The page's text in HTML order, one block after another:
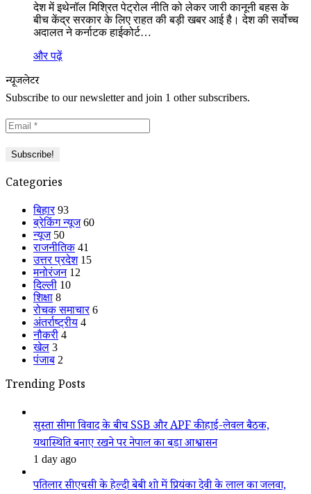
देश में इथेनॉल मिश्रित पेट्रोल नीति को लेकर जारी कानूनी बहस के
बीच केंद्र सरकार के लिए राहत की बड़ी खबर आई है। देश की सर्वोच्च
अदालत ने कर्नाटक हाईकोर्ट…
और पढ़ें
न्यूजलेटर
Subscribe to our newsletter and join 1 other subscribers.
Categories
बिहार 93
ब्रेकिंग न्यूज 60
न्यूज 50
राजनीतिक 41
उत्तर प्रदेश 15
मनोरंजन 12
दिल्ली 10
शिक्षा 8
रोचक समाचार 6
अंतर्राष्ट्रीय 4
नौकरी 4
खेल 3
पंजाब 2
Trending Posts
सुस्ता सीमा विवाद के बीच SSB और APF की हाई-लेवल बैठक,
यथास्थिति बनाए रखने पर नेपाल का बड़ा आश्वासन
1 day ago
पतिलार सीएचसी के हेल्दी बेबी शो में प्रियंका देवी के लाल का जलवा,